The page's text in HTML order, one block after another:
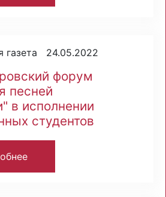
газета 24.05.2022
форум
песней
в исполнении
студентов